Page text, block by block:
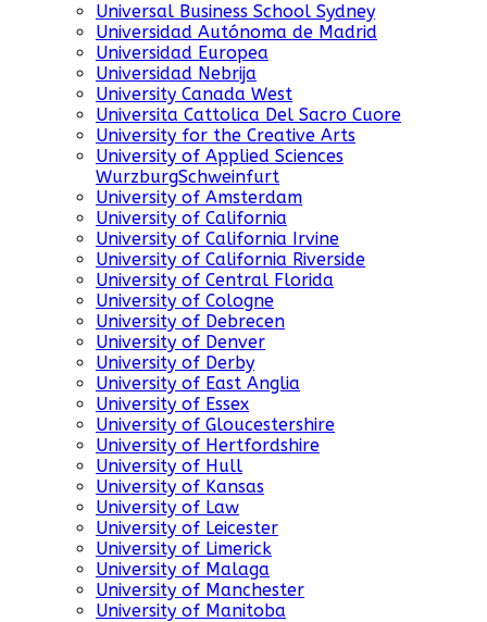
Universal Business School Sydney
Universidad Autónoma de Madrid
Universidad Europea
Universidad Nebrija
University Canada West
Universita Cattolica Del Sacro Cuore
University for the Creative Arts
University of Applied Sciences
WurzburgSchweinfurt
University of Amsterdam
University of California
University of California Irvine
University of California Riverside
University of Central Florida
University of Cologne
University of Debrecen
University of Denver
University of Derby
University of East Anglia
University of Essex
University of Gloucestershire
University of Hertfordshire
University of Hull
University of Kansas
University of Law
University of Leicester
University of Limerick
University of Malaga
University of Manchester
University of Manitoba